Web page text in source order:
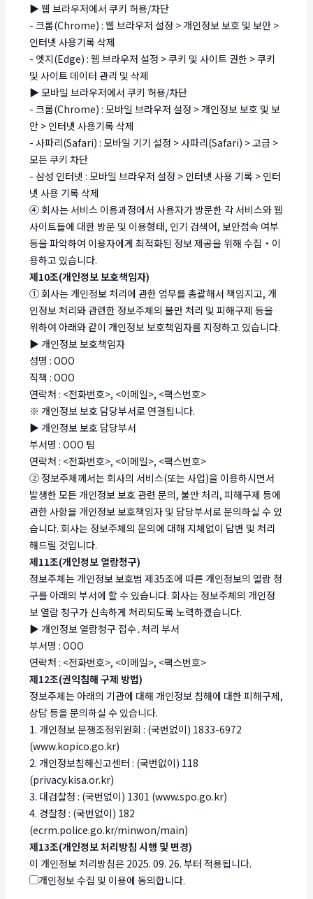
▶ 웹 브라우저에서 쿠키 허용/차단
- 크롬(Chrome) : 웹 브라우저 설정 > 개인정보 보호 및 보안 >
인터넷 사용기록 삭제
- 엣지(Edge) : 웹 브라우저 설정 > 쿠키 및 사이트 권한 > 쿠키
및 사이트 데이터 관리 및 삭제
▶ 모바일 브라우저에서 쿠키 허용/차단
- 크롬(Chrome) : 모바일 브라우저 설정 > 개인정보 보호 및 보
안 > 인터넷 사용기록 삭제
- 사파리(Safari) : 모바일 기기 설정 > 사파리(Safari) > 고급 >
모든 쿠키 차단
- 삼성 인터넷 : 모바일 브라우저 설정 > 인터넷 사용 기록 > 인터
넷 사용 기록 삭제
④ 회사는 서비스 이용과정에서 사용자가 방문한 각 서비스와 웹
사이트들에 대한 방문 및 이용형태, 인기 검색어, 보안접속 여부
등을 파악하여 이용자에게 최적화된 정보 제공을 위해 수집・이
용하고 있습니다.
제10조(개인정보 보호책임자)
① 회사는 개인정보 처리에 관한 업무를 총괄해서 책임지고, 개
인정보 처리와 관련한 정보주체의 불만 처리 및 피해구제 등을
위하여 아래와 같이 개인정보 보호책임자를 지정하고 있습니다.
▶ 개인정보 보호책임자
성명 : OOO
직책 : OOO
연락처 : <전화번호>, <이메일>, <팩스번호>
※ 개인정보 보호 담당부서로 연결됩니다.
▶ 개인정보 보호 담당부서
부서명 : OOO 팀
연락처 : <전화번호>, <이메일>, <팩스번호>
② 정보주체께서는 회사의 서비스(또는 사업)을 이용하시면서
발생한 모든 개인정보 보호 관련 문의, 불만 처리, 피해구제 등에
관한 사항을 개인정보 보호책임자 및 담당부서로 문의하실 수 있
습니다. 회사는 정보주체의 문의에 대해 지체없이 답변 및 처리
해드릴 것입니다.
제11조(개인정보 열람청구)
정보주체는 개인정보 보호법 제35조에 따른 개인정보의 열람 청
구를 아래의 부서에 할 수 있습니다. 회사는 정보주체의 개인정
보 열람 청구가 신속하게 처리되도록 노력하겠습니다.
▶ 개인정보 열람청구 접수․처리 부서
부서명 : OOO
연락처 : <전화번호>, <이메일>, <팩스번호>
제12조(권익침해 구제 방법)
정보주체는 아래의 기관에 대해 개인정보 침해에 대한 피해구제,
상담 등을 문의하실 수 있습니다.
1. 개인정보 분쟁조정위원회 : (국번없이) 1833-6972
(www.kopico.go.kr)
2. 개인정보침해신고센터 : (국번없이) 118
(privacy.kisa.or.kr)
3. 대검찰청 : (국번없이) 1301 (www.spo.go.kr)
4. 경찰청 : (국번없이) 182
(ecrm.police.go.kr/minwon/main)
제13조(개인정보 처리방침 시행 및 변경)
이 개인정보 처리방침은 2025. 09. 26. 부터 적용됩니다.
개인정보 수집 및 이용에 동의합니다.